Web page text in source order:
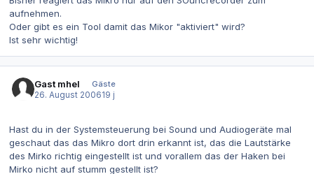
aufnehmen.
Oder gibt es ein Tool damit das Mikor "aktiviert" wird?
Ist sehr wichtig!
Gast mhel
Gäste
26. August 200619 j
Hast du in der Systemsteuerung bei Sound und Audiogeräte mal
geschaut das das Mikro dort drin erkannt ist, das die Lautstärke
des Mirko richtig eingestellt ist und vorallem das der Haken bei
Mirko nicht auf stumm gestellt ist?